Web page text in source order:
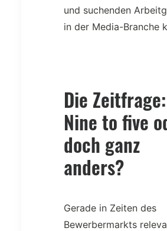
und suchenden
in der Media-Branche
Die Zeitfrage:
Nine to five
doch ganz
anders?
Gerade in Zeiten des
Bewerbermarkts